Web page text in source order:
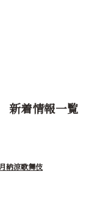
新着情報一覧
納涼歌舞伎